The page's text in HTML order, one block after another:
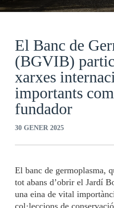
El Banc de
(BGVIB)
xarxes
importants
fundador
30 GENER 2025
El banc de germoplasma,
tot abans d’obrir el Jardí
una eina de vital
col·leccions de